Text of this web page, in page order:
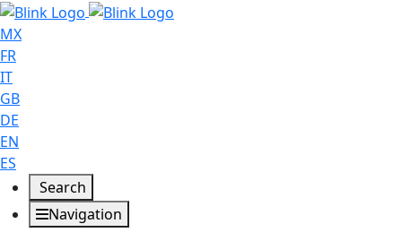
MX
FR
IT
GB
DE
EN
ES
Search
Navigation